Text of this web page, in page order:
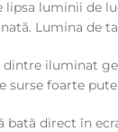
luminii de
Lumina de
iluminat
foarte
direct în